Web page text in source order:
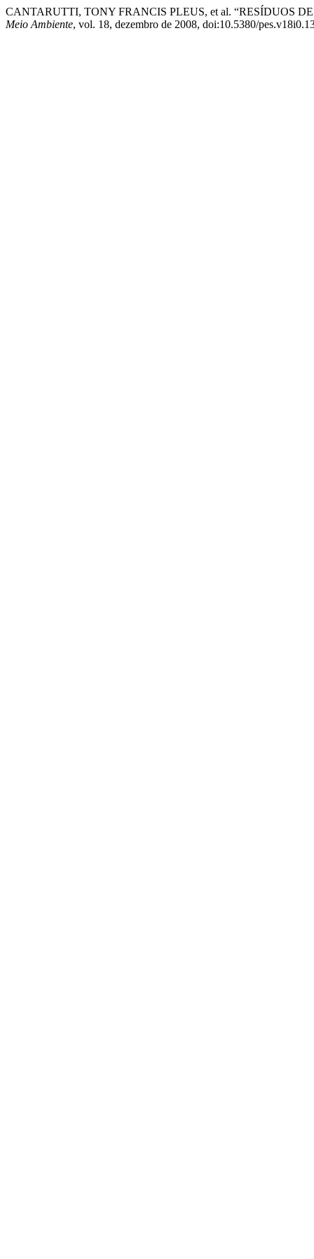
CANTARUTTI, TONY FRANCIS PLEUS, et al. “RESÍDUOS
Meio Ambiente, vol. 18, dezembro de 2008, doi:10.5380/